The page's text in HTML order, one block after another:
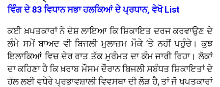
ਵਿੰਗ ਦੇ 83 ਵਿਧਾਨ ਸਭਾ ਹਲਕਿਆਂ ਦੇ ਪ੍ਰਧਾਨ, ਵੇਖੋ List
ਕਈ ਖ਼ਪਤਕਾਰਾਂ ਨੇ ਦੋਸ਼ ਲਾਇਆ ਕਿ ਸ਼ਿਕਾਇਤ ਦਰਜ ਕਰਵਾਉਣ ਦੇ
ਲੰਮੇ ਸਮੇਂ ਬਾਅਦ ਵੀ ਬਿਜਲੀ ਮੁਲਾਜ਼ਮ ਮੌਕੇ ’ਤੇ ਨਹੀਂ ਪਹੁੰਚੇ। ਕੁਝ
ਇਲਾਕਿਆਂ ਵਿਚ ਦੇਰ ਰਾਤ ਤੱਕ ਮੁਰੰਮਤ ਦਾ ਕੰਮ ਜਾਰੀ ਰਿਹਾ। ਲੋਕਾਂ
ਦਾ ਕਹਿਣਾ ਹੈ ਕਿ ਖ਼ਰਾਬ ਮੌਸਮ ਦੌਰਾਨ ਬਿਜਲੀ ਸਬੰਧਤ ਸ਼ਿਕਾਇਤਾਂ ਦੇ
ਹੱਲ ਲਈ ਵਧੇਰੇ ਪ੍ਰਭਾਵਸ਼ਾਲੀ ਵਿਵਸਥਾ ਦੀ ਲੋੜ ਹੈ, ਤਾਂ ਜੋ ਖਪਤਕਾਰਾਂ